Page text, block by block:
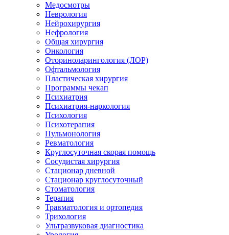
Медосмотры
Неврология
Нейрохирургия
Нефрология
Общая хирургия
Онкология
Оториноларингология (ЛОР)
Офтальмология
Пластическая хирургия
Программы чекап
Психиатрия
Психиатрия-наркология
Психология
Психотерапия
Пульмонология
Ревматология
Круглосуточная скорая помощь
Сосудистая хирургия
Стационар дневной
Стационар круглосуточный
Стоматология
Терапия
Травматология и ортопедия
Трихология
Ультразвуковая диагностика